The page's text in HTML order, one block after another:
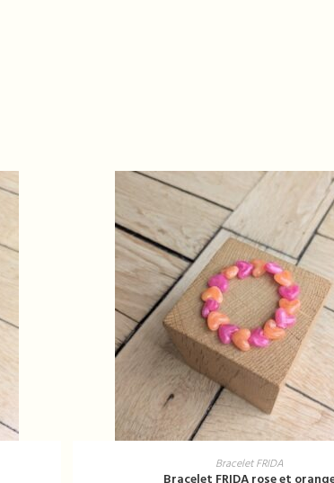
AJOUTER AU PANIER
Bracelet FRIDA
Bracelet FRIDA rose et